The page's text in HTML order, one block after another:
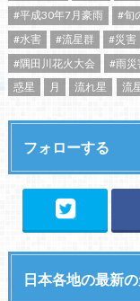
#平成30年7月豪雨
#旬
#水害
#流星群 #災害
#隅田川花火大会
#雨災
惑星
月 流れ星 流
フォローする
日本各地の最新